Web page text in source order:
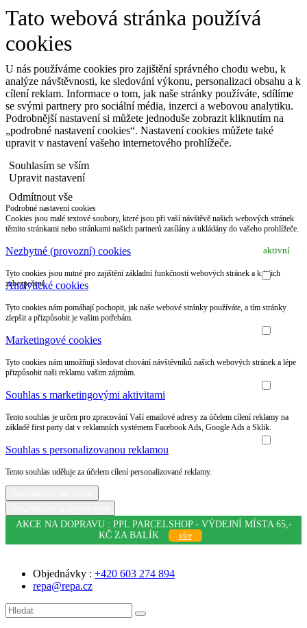
Tato webová stránka používá
cookies
U nás používáme cookies pro zajištění správného chodu webu, k
analýze návštěvnosti, ke sledování výkonu, personalizaci obsahu a k
cílení reklam. Informace o tom, jak naše stránky používáte, sdílíme
se svými partnery pro sociální média, inzerci a webovou analytiku.
Podrobnější nastavení si můžete jednoduše zobrazit kliknutím na
„podrobné nastavení cookies“. Nastavení cookies můžete také
upravit v nastavení vašeho internetového prohlížeče.
Souhlasím se vším
Upravit nastavení
Odmítnout vše
Podrobné nastavení cookies
Cookies jsou malé textové soubory, které jsou při vaší návštěvě našich webových stránek
těmito stránkami nebo stránkami našich partnerů zasílány a ukládány do vašeho prohlížeče.
Nezbytné (provozní) cookies aktivní
Tyto cookies jsou nutné pro zajištění základní funkčnosti webových stránek a k jejich
zabezpečení.
Analytické cookies
Tyto cookies nám pomáhají pochopit, jak naše webové stránky používáte, a tím stránky
zlepšit a přizpůsobit je vašim potřebám.
Marketingové cookies
Tyto cookies nám umožňují sledovat chování návštěvníků našich webových stránek a lépe
přizpůsobit naši reklamu vašim zájmům.
Souhlas s marketingovými aktivitami
Tento souhlas je určen pro zpracování Vaší emailové adresy za účelem cílení reklamy na
základě first party dat v reklamních systémem Facebook Ads, Google Ads a Sklik.
Souhlas s personalizovanou reklamou
Tento souhlas uděluje za účelem cílení personalizované reklamy.
AKCE NA DOPRAVU : PPL PARCELSHOP - VÝDEJNÍ MÍSTA 65,-
KČ ZA BALÍK
více
Objednávky : +420 603 274 894
repa@repa.cz